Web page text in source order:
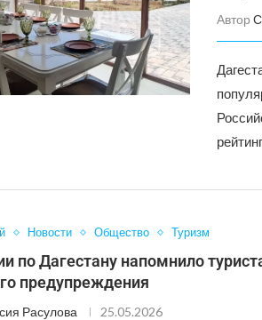
Автор
Новости Общество Туризм
по Дагестану напомнило
предупреждения
Расулова 25.05.2026